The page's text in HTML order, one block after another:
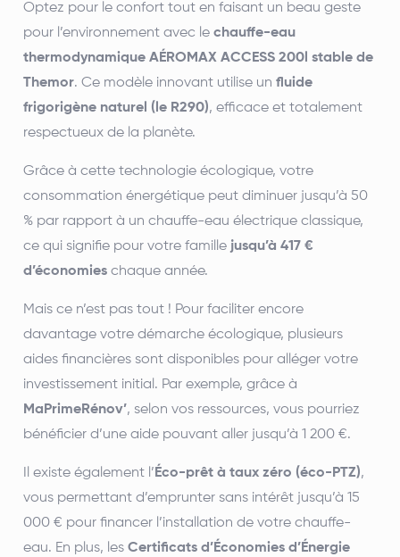
Optez pour le confort tout en faisant un beau geste
pour l’environnement avec lechauffe-eau
thermodynamique AÉROMAX ACCESS 200l stable de
Themor. Ce modèle innovant utilise un fluide
frigorigène naturel (le R290), efficace et totalement
respectueux de la planète.
Grâce à cette technologie écologique, votre
consommation énergétique peut diminuer jusqu’à 50
% par rapport à un chauffe-eau électrique classique,
ce qui signifie pour votre famille jusqu’à 417 €
d’économies chaque année.
Mais ce n’est pas tout ! Pour faciliter encore
davantage votre démarche écologique, plusieurs
aides financières sont disponibles pour alléger votre
investissement initial. Par exemple, grâce à
MaPrimeRénov’, selon vos ressources, vous pourriez
bénéficier d’une aide pouvant aller jusqu’à 1 200 €.
Il existe également l’ Éco-prêt à taux zéro (éco-PTZ),
vous permettant d’emprunter sans intérêt jusqu’à 15
000 € pour financer l’installation de votre chauffe-
eau. En plus, lesCertificats d’Économies d’Énergie